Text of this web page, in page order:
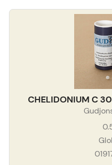
CHELIDONIUM C